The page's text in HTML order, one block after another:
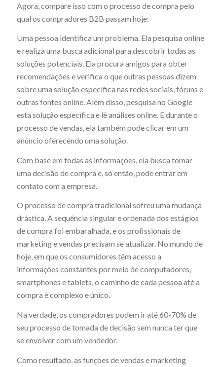
Agora, compare isso com o processo de compra pelo
qual os compradores B2B passam hoje:
Uma pessoa identifica um problema. Ela pesquisa online
e realiza uma busca adicional para descobrir todas as
soluções potenciais. Ela procura amigos para obter
recomendações e verifica o que outras pessoas dizem
sobre uma solução específica nas redes sociais, fóruns e
outras fontes online. Além disso, pesquisa no Google
esta solução específica e lê análises online. E durante o
processo de vendas, ela também pode clicar em um
anúncio oferecendo uma solução.
Com base em todas as informações, ela busca tomar
uma decisão de compra e, só então, pode entrar em
contato com a empresa.
O processo de compra tradicional sofreu uma mudança
drástica. A sequência singular e ordenada dos estágios
de compra foi embaralhada, e os profissionais de
marketing e vendas precisam se atualizar. No mundo de
hoje, em que os consumidores têm acesso a
informações constantes por meio de computadores,
smartphones e tablets, o caminho de cada pessoa até a
compra é complexo e único.
Na verdade, os compradores podem ir até 60-70% de
seu processo de tomada de decisão sem nunca ter que
se envolver com um vendedor.
Como resultado, as funções de vendas e marketing